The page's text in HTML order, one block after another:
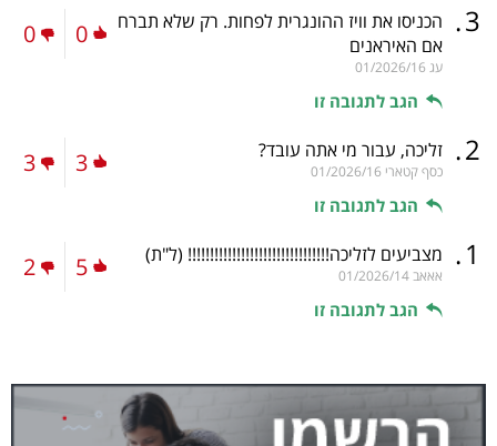
3
. הכניסו את וויז ההונגרית לפחות. רק שלא תברח
אם האיראנים
עג 01/2026/16
הגב לתגובה זו
0
0
2
. זליכה, עבור מי אתה עובד?
כסף קטארי 01/2026/16
הגב לתגובה זו
3
3
1
. מצביעים לזליכה!!!!!!!!!!!!!!!!!!!!!!!!!!!!!!!! (ל"ת)
אאאב01/2026/14
הגב לתגובה זו
5
2